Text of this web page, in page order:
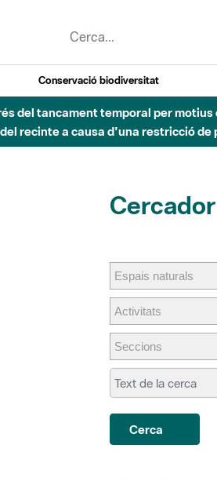
Conservació biodiversitat
del tancament temporal per
recinte a causa d'una restricció de
Cerca